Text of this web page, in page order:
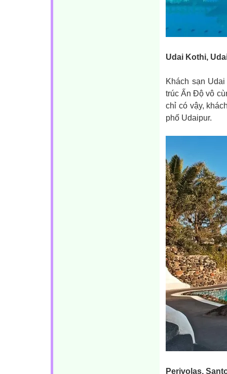
Udai Kothi,
Khách sạn
trúc Ấn Độ vô
chỉ có vậy,
phố Udaipur.
Perivolas,